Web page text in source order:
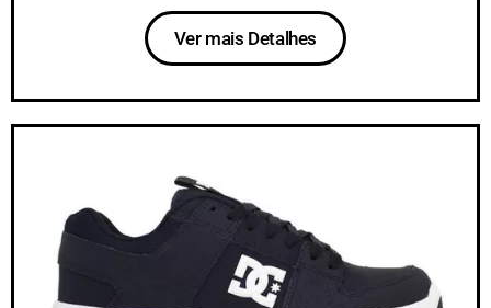
Ver mais Detalhes